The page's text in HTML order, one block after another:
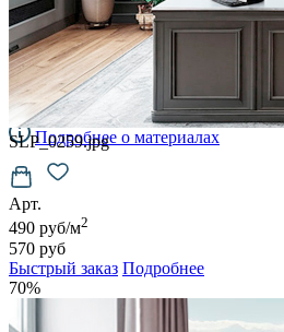
KROSTA
4800руб/м2
STRADO
6500руб/м2
Подробнее о материалах
SLP_0259.jpg
Арт.
490 руб/м2
570 руб
Быстрый заказ Подробнее
70%